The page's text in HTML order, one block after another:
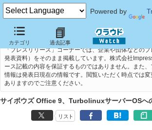
Powered by
カテゴリ 過去記事
「プレスリリース」コーナーでは、企業や団体などの
発表資料）をそのまま掲載しています。株式会社
ース記載の内容を保証するものではありません。また
情報は発表日現在の情報です。閲覧いただく時点では
ありますのでご注意ください。
サイボウズ Office 9、TurbolinuxサーバーOSへ
リスト